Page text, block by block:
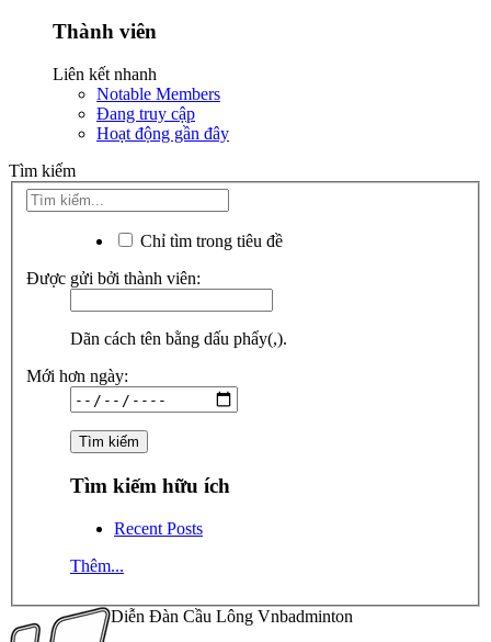
Thành viên
Liên kết nhanh
Notable Members
Đang truy cập
Hoạt động gần đây
Tìm kiếm
Chỉ tìm trong tiêu đề
Được gửi bởi thành viên:
Dãn cách tên bằng dấu phẩy(,).
Mới hơn ngày:
Tìm kiếm hữu ích
Recent Posts
Thêm...
Diễn Đàn Cầu Lông Vnbadminton